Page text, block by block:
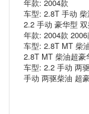
年款: 2004款
车型: 2.8T 手动
2.2 手动 豪华型
年款: 2004款 2006
车型: 2.8T MT 柴
2.8T MT 柴油超
车型: 2.2 手动 两
手动 两驱柴油 超